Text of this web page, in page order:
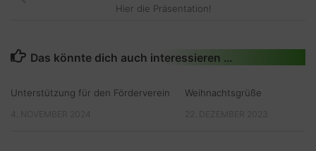
Hier die Präsentation!
Das könnte dich auch interessieren …
Unterstützung für den Förderverein Weihnachtsgrüße